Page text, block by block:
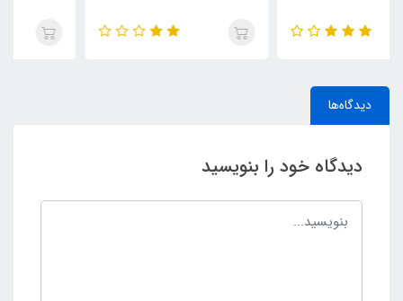
دیدگاه‌ها
دیدگاه خود را بنویسید